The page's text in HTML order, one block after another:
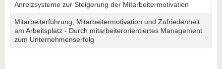
Anreizsysteme zur Steigerung der Mitarbeitermotivation
Mitarbeiterführung, Mitarbeitermotivation und Zufriedenheit
am Arbeitsplatz - Durch mitarbeiterorientiertes Management
zum Unternehmenserfolg